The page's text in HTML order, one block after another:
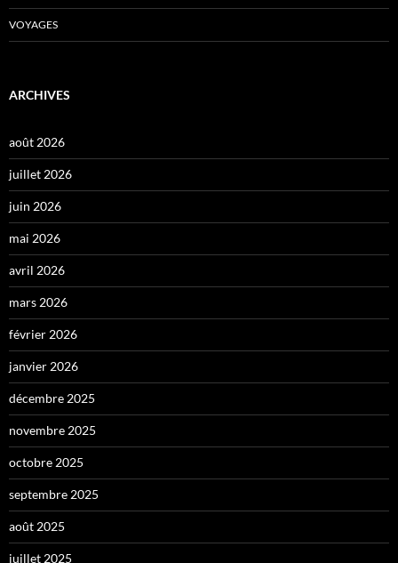
VOYAGES
ARCHIVES
août 2026
juillet 2026
juin 2026
mai 2026
avril 2026
mars 2026
février 2026
janvier 2026
décembre 2025
novembre 2025
octobre 2025
septembre 2025
août 2025
juillet 2025